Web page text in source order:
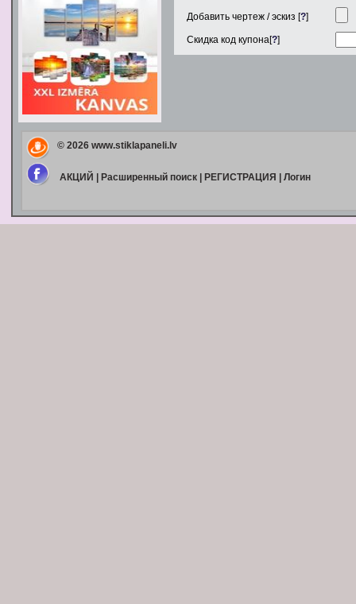
Добавить чертеж / эскиз [?]
Скидка код купона[?]
© 2026 www.stiklapaneli.lv
АКЦИЙ Расширенный поиск| РЕГИСТРАЦИЯ Логин